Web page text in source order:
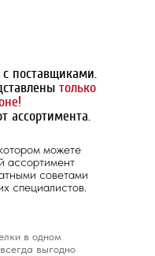
в одном
выгодно
поставщиками.
только
ассортимента.
можете
ассортимент
советами
специалистов.